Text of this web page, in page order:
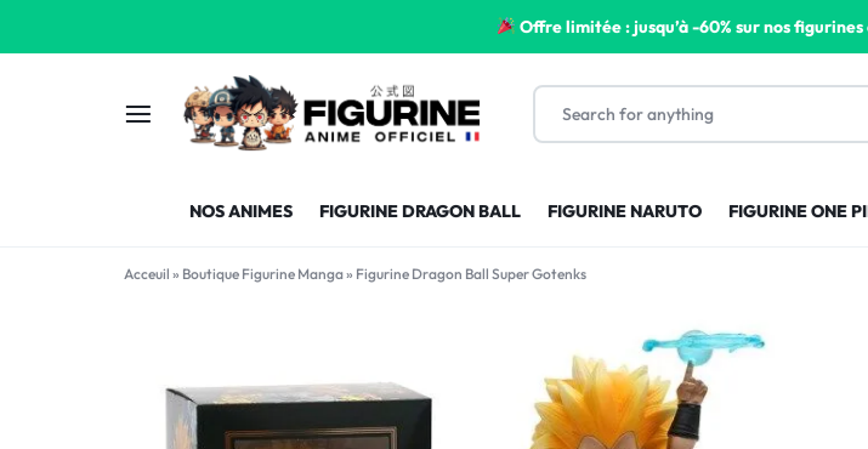
Offre limitée : jusqu’à -60% sur nos
FRANCE
FRANCE
NOS ANIMES FIGURINE DRAGON BALL FIGURINE NARUTO FIGURINE ONE
Acceuil » Boutique Figurine Manga» Figurine Dragon Ball Super Gotenks